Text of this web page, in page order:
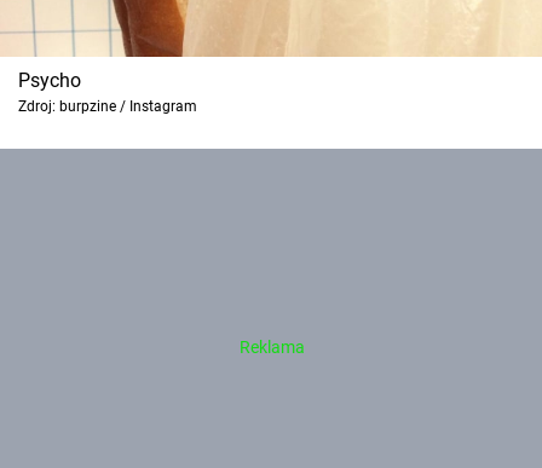
Psycho
Zdroj: burpzine / Instagram